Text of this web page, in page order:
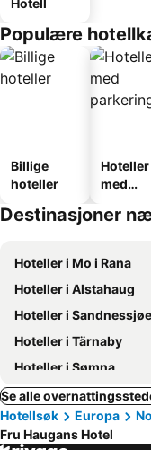
Hotell
Populære
Billige
hoteller
Hoteller
med
Destinasjoner
Hoteller i Mo i Rana
Hoteller i Alstahaug
Hoteller i
Hoteller i Tärnaby
Hoteller i Sømna
Se alle
Hotellsøk
Europa
Fru Haugans Hotel